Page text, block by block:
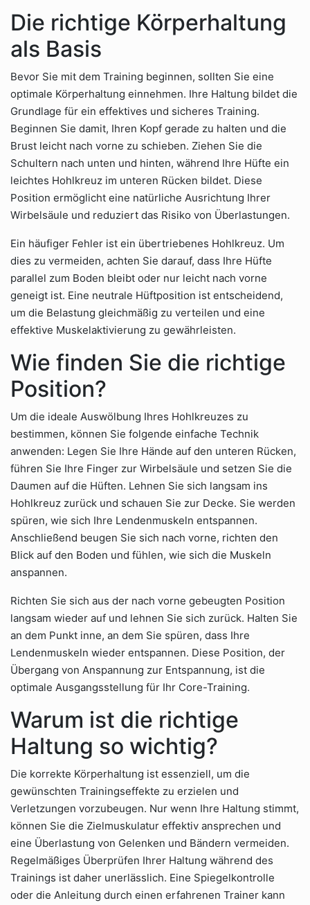
Die richtige Körperhaltung
als Basis
Bevor Sie mit dem Training beginnen, sollten Sie eine
optimale Körperhaltung einnehmen. Ihre Haltung bildet die
Grundlage für ein effektives und sicheres Training.
Beginnen Sie damit, Ihren Kopf gerade zu halten und die
Brust leicht nach vorne zu schieben. Ziehen Sie die
Schultern nach unten und hinten, während Ihre Hüfte ein
leichtes Hohlkreuz im unteren Rücken bildet. Diese
Position ermöglicht eine natürliche Ausrichtung Ihrer
Wirbelsäule und reduziert das Risiko von Überlastungen.
Ein häufiger Fehler ist ein übertriebenes Hohlkreuz. Um
dies zu vermeiden, achten Sie darauf, dass Ihre Hüfte
parallel zum Boden bleibt oder nur leicht nach vorne
geneigt ist. Eine neutrale Hüftposition ist entscheidend,
um die Belastung gleichmäßig zu verteilen und eine
effektive Muskelaktivierung zu gewährleisten.
Wie finden Sie die richtige
Position?
Um die ideale Auswölbung Ihres Hohlkreuzes zu
bestimmen, können Sie folgende einfache Technik
anwenden: Legen Sie Ihre Hände auf den unteren Rücken,
führen Sie Ihre Finger zur Wirbelsäule und setzen Sie die
Daumen auf die Hüften. Lehnen Sie sich langsam ins
Hohlkreuz zurück und schauen Sie zur Decke. Sie werden
spüren, wie sich Ihre Lendenmuskeln entspannen.
Anschließend beugen Sie sich nach vorne, richten den
Blick auf den Boden und fühlen, wie sich die Muskeln
anspannen.
Richten Sie sich aus der nach vorne gebeugten Position
langsam wieder auf und lehnen Sie sich zurück. Halten Sie
an dem Punkt inne, an dem Sie spüren, dass Ihre
Lendenmuskeln wieder entspannen. Diese Position, der
Übergang von Anspannung zur Entspannung, ist die
optimale Ausgangsstellung für Ihr Core-Training.
Warum ist die richtige
Haltung so wichtig?
Die korrekte Körperhaltung ist essenziell, um die
gewünschten Trainingseffekte zu erzielen und
Verletzungen vorzubeugen. Nur wenn Ihre Haltung stimmt,
können Sie die Zielmuskulatur effektiv ansprechen und
eine Überlastung von Gelenken und Bändern vermeiden.
Regelmäßiges Überprüfen Ihrer Haltung während des
Trainings ist daher unerlässlich. Eine Spiegelkontrolle
oder die Anleitung durch einen erfahrenen Trainer kann